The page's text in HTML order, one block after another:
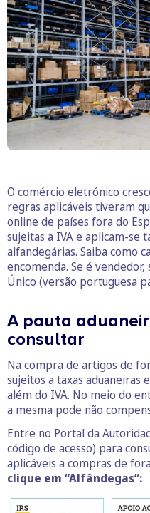
O comércio eletrónico
regras aplicáveis tiveram
online de países fora do
sujeitas a IVA e aplicam-se
alfandegárias. Saiba como
encomenda. Se é
Único (versão portuguesa
A pauta
consultar
Na compra de artigos de
sujeitos a taxas aduaneiras
além do IVA. No meio do
a mesma pode não
Entre no Portal da
código de acesso) para
aplicáveis a compras de
clique em “Alfândegas”: